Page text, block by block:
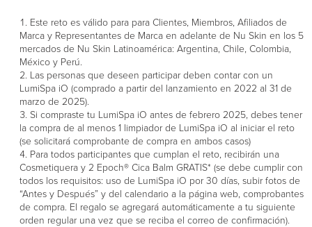
Este reto es válido para para Clientes, Miembros, Afiliados de
Marca y Representantes de Marca en adelante de Nu Skin en los 5
mercados de Nu Skin Latinoamérica: Argentina, Chile, Colombia,
México y Perú.
Las personas que deseen participar deben contar con un
LumiSpa iO (comprado a partir del lanzamiento en 2022 al 31 de
marzo de 2025).
Si compraste tu LumiSpa iO antes de febrero 2025, debes tener
la compra de al menos 1 limpiador de LumiSpa iO al iniciar el reto
(se solicitará comprobante de compra en ambos casos)
Para todos participantes que cumplan el reto, recibirán una
Cosmetiquera y 2 Epoch® Cica Balm GRATIS* (se debe cumplir con
todos los requisitos: uso de LumiSpa iO por 30 días, subir fotos de
“Antes y Después” y del calendario a la página web, comprobantes
de compra. El regalo se agregará automáticamente a tu siguiente
orden regular una vez que se reciba el correo de confirmación).